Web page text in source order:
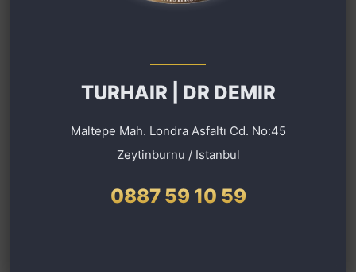
TURHAIR | DR DEMIR
Maltepe Mah. Londra Asfaltı Cd. No:45
Zeytinburnu / Istanbul
0887 59 10 59